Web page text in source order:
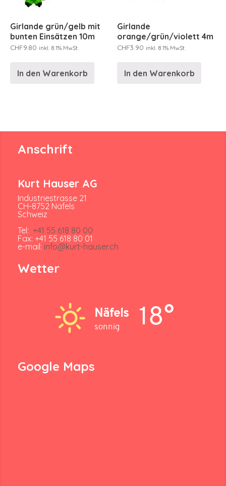
Girlande grün/gelb mit
bunten Einsätzen 10m
CHF9.80 inkl. 8.1% MwSt.
In den Warenkorb
Girlande
orange/grün/violett 4m
CHF3.90 inkl. 8.1% MwSt.
In den Warenkorb
Anschrift
Kurt Hauser AG
Industriestrasse 21
CH-8752 Näfels
Schweiz
Tel: +41 55 618 80 00
Fax: +41 55 618 80 01
e-mail: info@kurt-hauser.ch
Wetter
Näfels
sonnig 18°
Google Maps